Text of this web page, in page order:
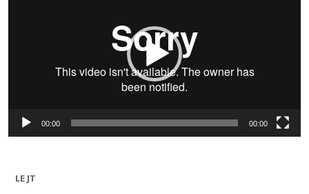
00:00 00:00
LE JT